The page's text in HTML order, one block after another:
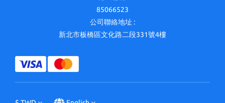
85066523
公司聯絡地址 :
新北市板橋區文化路二段331號4樓